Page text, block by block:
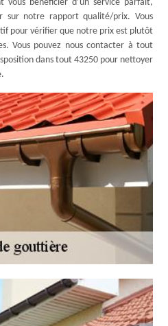
vous bénéficier d’un service parfait,
sur notre rapport qualité/prix. Vous
pour vérifier que notre prix est plutôt
Vous pouvez nous contacter à tout
dans tout 43250 pour nettoyer